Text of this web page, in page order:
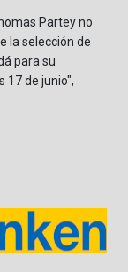
Partey no
la selección de
para su
17 de junio",